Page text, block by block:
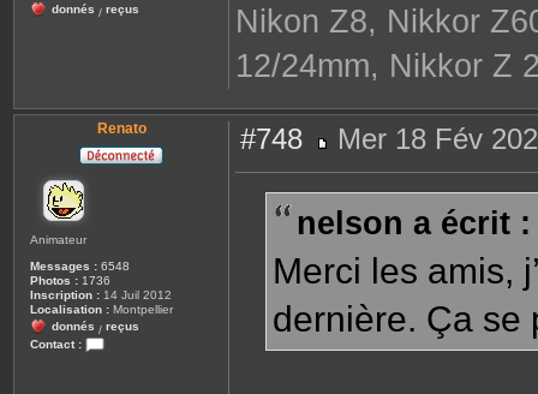
donnés / reçus
Nikon Z8, Nikkor
12/24mm, Nikkor Z
Renato
Animateur
Messages : 6548
Photos : 1736
Inscription : 14 Juil 2012
Localisation : Montpellier
donnés / reçus
Contact :
#748
e
g
Mer 18 Fév
nelson a écrit :
Merci les amis,
dernière. Ça se